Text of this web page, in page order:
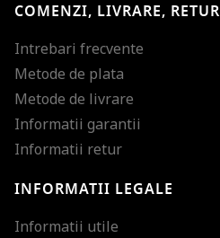
COMENZI, LIVRARE, RETUR
Intrebari frecvente
Metode de plata
Metode de livrare
Informatii garantii
Informatii retur
INFORMATII LEGALE
Informatii utile